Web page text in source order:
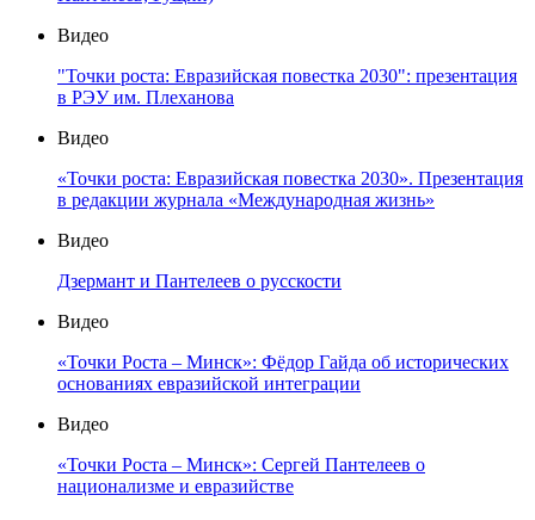
Видео
"Точки роста: Евразийская повестка 2030": презентация
в РЭУ им. Плеханова
Видео
«Точки роста: Евразийская повестка 2030». Презентация
в редакции журнала «Международная жизнь»
Видео
Дзермант и Пантелеев о русскости
Видео
«Точки Роста – Минск»: Фёдор Гайда об исторических
основаниях евразийской интеграции
Видео
«Точки Роста – Минск»: Сергей Пантелеев о
национализме и евразийстве